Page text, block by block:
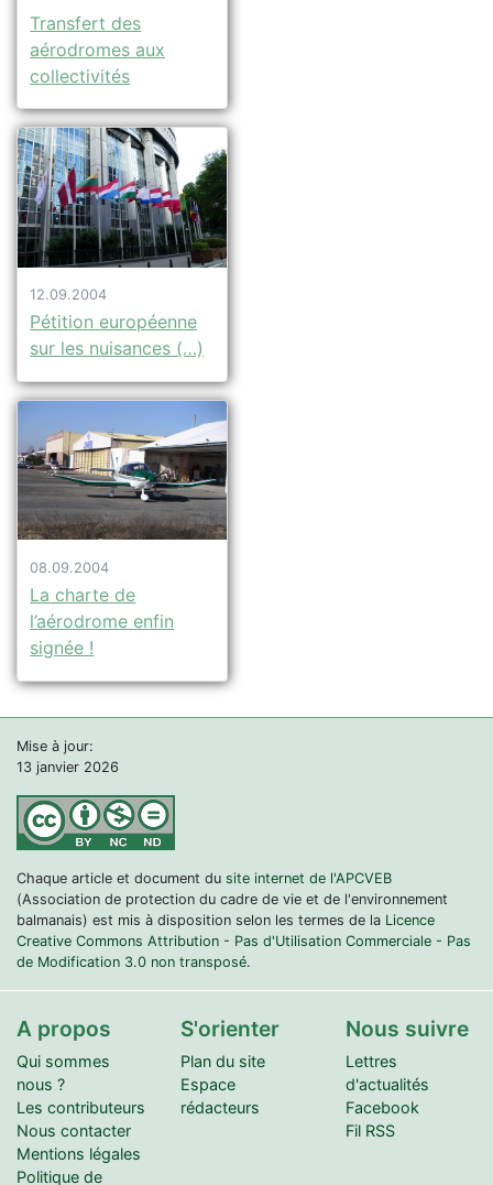
Transfert des
aérodromes aux
collectivités
12.09.2004
Pétition européenne
sur les nuisances (…)
08.09.2004
La charte de
l’aérodrome enfin
signée !
Mise à jour:
13 janvier 2026
Chaque article et document du site internet de l'APCVEB
(Association de protection du cadre de vie et de l'environnement
balmanais) est mis à disposition selon les termes de la Licence
Creative Commons Attribution - Pas d'Utilisation Commerciale - Pas
de Modification 3.0 non transposé.
A propos
Qui sommes
nous ?
Les contributeurs
Nous contacter
Mentions légales
Politique de
S'orienter
Plan du site
Espace
rédacteurs
Nous suivre
Lettres
d'actualités
Facebook
Fil RSS